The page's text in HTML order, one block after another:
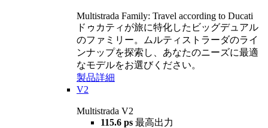
Multistrada Family: Travel according to Ducati
ドゥカティが旅に特化したビッグデュアル
のファミリー。ムルティストラーダのライ
ンナップを探索し、あなたのニーズに最適
なモデルをお選びください。
製品詳細
V2
Multistrada V2
115.6 ps 最高出力